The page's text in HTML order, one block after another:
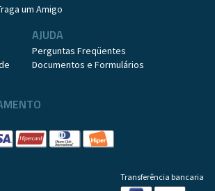
um Amigo
AJUDA
Perguntas Freqüentes
Documentos e Formulários
Transferência bancaria